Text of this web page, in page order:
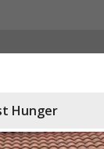
Hunger